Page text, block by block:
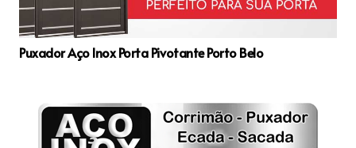
Puxador Aço Inox Porta Pivotante Porto Belo